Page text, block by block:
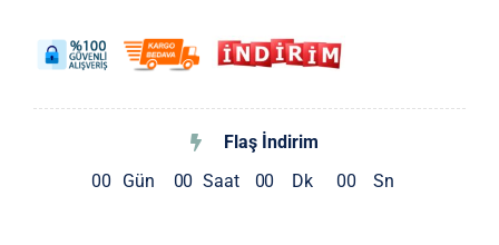
Flaş İndirim
00 Gün 00 Saat 00 Dk 00 Sn